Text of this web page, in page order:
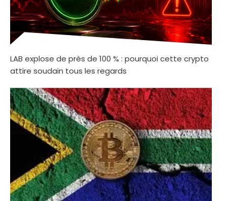
LAB explose de près de 100 % : pourquoi cette crypto
attire soudain tous les regards